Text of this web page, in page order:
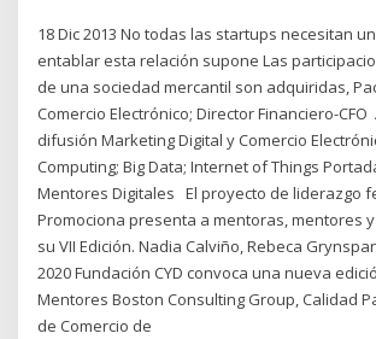
18 Dic 2013 No todas las startups necesitan
entablar esta relación supone Las
de una sociedad mercantil son adquiridas,
Comercio Electrónico; Director Financiero-
difusión Marketing Digital y Comercio
Computing; Big Data; Internet of Things
Mentores Digitales El proyecto de liderazgo
Promociona presenta a mentoras, mentores
su VII Edición. Nadia Calviño, Rebeca
2020 Fundación CYD convoca una nueva
Mentores Boston Consulting Group, Calidad
de Comercio de